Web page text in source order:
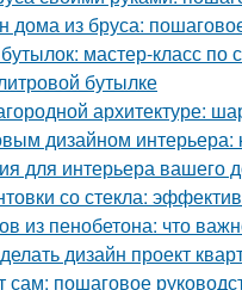
дома из бруса:
мастер-класс по
бутылке
архитектуре:
дизайном
для интерьера вашего
со стекла:
из пенобетона: что
дизайн проект
сам: пошаговое